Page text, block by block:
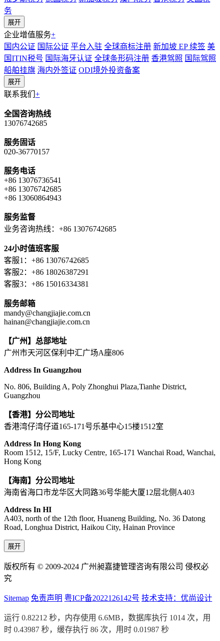
务
展开
企业增值服务+
国内公证 国际公证 平台入驻 全球商标注册 新加坡 EP 续签 美
国ITIN税号 国际海牙认证 全球条形码注册 香港驾照 国际驾照
船舶挂旗 海内外签证 ODI境外投资备案
展开
联系我们 +
全国咨询热线
13076742685
服务固话
020-36770157
服务电话
+86 13076736541
+86 13076742685
+86 13060864943
服务监督
业务咨询热线：+86 13076742685
24小时值班客服
客服1：+86 13076742685
客服2：+86 18026387291
客服3：+86 15016334381
服务邮箱
mandy@changjiajie.com.cn
hainan@changjiajie.com.cn
【广州】总部地址
广州市天河区保利中汇广场A座806
Address In Guangzhou
No. 806, Building A, Poly Zhonghui Plaza,Tianhe District,
Guangzhou
【香港】分公司地址
香港湾仔湾仔道165-171号乐基中心15楼1512室
Address In Hong Kong
Room 1512, 15/F, Lucky Centre, 165-171 Wanchai Road, Wanchai,
Hong Kong
【海南】分公司地址
海南省海口市龙华区大同路36号华能大厦12层北侧A403
Address In HI
A403, north of the 12th floor, Huaneng Building, No. 36 Datong
Road, Longhua District, Haikou City, Hainan Province
展开
版权所有 © 2009-2024 广州昶嘉捷管理咨询有限公司 侵权必
究
Sitemap 免责声明 粤ICP备2022126142号 技术支持：优尚设计
运行 0.82212 秒，内存使用 6.6MB，数据库执行 1014 次，用
时 0.43987 秒，缓存执行 86 次，用时 0.01987 秒